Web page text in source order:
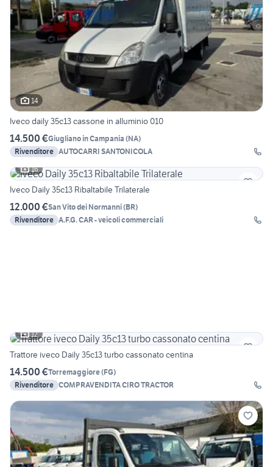
14
Iveco daily 35c13 cassone in alluminio 010
14.500 €Giugliano in Campania (NA)
Rivenditore AUTOCARRI SANTONICOLA
16
Iveco Daily 35c13 Ribaltabile Trilaterale
12.000 €San Vito dei Normanni(BR)
Rivenditore A.F.G. CAR - veicoli commerciali
12
Trattore iveco Daily 35c13 turbo cassonato centina
14.500 €Torremaggiore(FG)
Rivenditore COMPRAVENDITA CIRO TRACTOR